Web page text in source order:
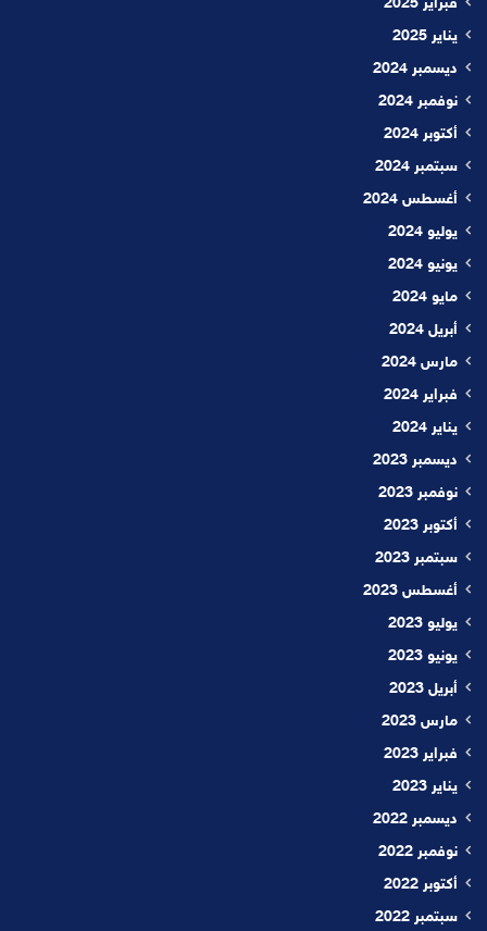
فبراير 2025
يناير 2025
ديسمبر 2024
نوفمبر 2024
أكتوبر 2024
سبتمبر 2024
أغسطس 2024
يوليو 2024
يونيو 2024
مايو 2024
أبريل 2024
مارس 2024
فبراير 2024
يناير 2024
ديسمبر 2023
نوفمبر 2023
أكتوبر 2023
سبتمبر 2023
أغسطس 2023
يوليو 2023
يونيو 2023
أبريل 2023
مارس 2023
فبراير 2023
يناير 2023
ديسمبر 2022
نوفمبر 2022
أكتوبر 2022
سبتمبر 2022